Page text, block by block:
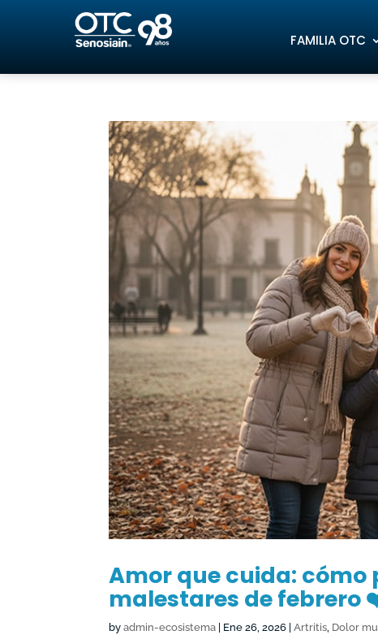
FAMILIA OTC
Amor que cuida:
malestares de febrero
byadmin-ecosistema | Ene 26, 2026 |Artritis Dolor